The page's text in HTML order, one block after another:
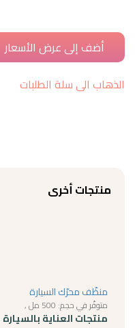
الذهاب الى سلة الطلبات
منتجات أخرى
منظّف محرّك السيارة
متوفّر في حجم: 500 مل ,
منتجات العناية بالسيارة